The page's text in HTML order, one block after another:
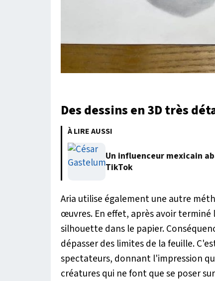
Des dessins en 3D très
À LIRE AUSSI
Un influenceur mexicain
TikTok
Aria utilise également une autre
œuvres. En effet, après avoir terminé
silhouette dans le papier.
dépasser des limites de la feuille.
spectateurs, donnant l'impression
créatures qui ne font que se poser